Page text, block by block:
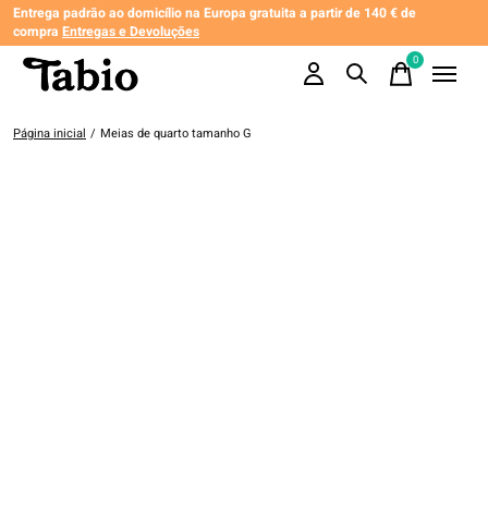
Entrega padrão ao domicílio na Europa gratuita a partir de 140 € de
compra Entregas e Devoluções
0items
Página inicial / Meias de quarto tamanho G